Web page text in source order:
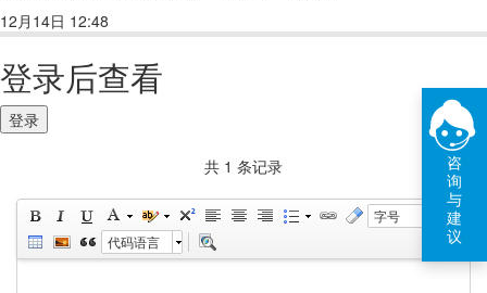
12月14日 12:48
登录后查看
登录
共 1 条记录
字号
代码语言
咨
询
与
建
议